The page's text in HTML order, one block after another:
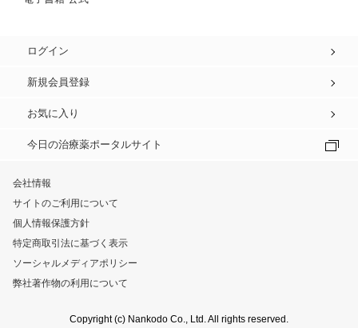
ログイン
新規会員登録
お気に入り
今日の治療薬ポータルサイト
会社情報
サイトのご利用について
個人情報保護方針
特定商取引法に基づく表示
ソーシャルメディアポリシー
弊社著作物の利用について
Copyright (c) Nankodo Co., Ltd. All rights reserved.